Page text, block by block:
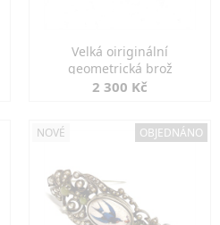
Velká oiriginální
geometrická brož
2 300 Kč
NOVÉ OBJEDNÁNO